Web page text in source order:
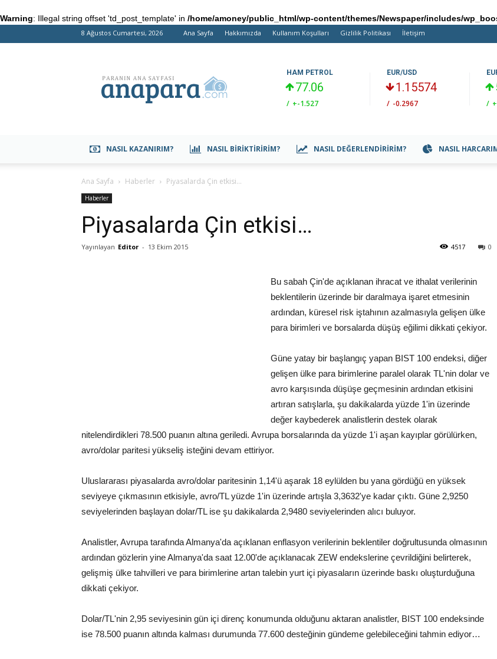
Warning: Illegal string offset 'td_post_template' in /home/amoney/public_html/wp-content/themes/Newspaper/includes/
8 Ağustos Cumartesi, 2026 Ana Sayfa Hakkımızda Kullanım Koşulları Gizlilik Politikası İletişim
HAM PETROL
77.06
/ +-1.527
EUR/USD
1.15574
/ -0.2967 /
NASIL KAZANIRIM? NASIL BIRIKTIRIRIM? NASIL DEĞERLENDIRIRIM? NASIL
Ana Sayfa Haberler Piyasalarda Çin etkisi…
Haberler
Piyasalarda Çin etkisi…
Yayınlayan Editor - 13 Ekim 2015 0
4517
Bu sabah Çin'de açıklanan ihracat ve ithalat verilerinin
beklentilerin üzerinde bir daralmaya işaret etmesinin
ardından, küresel risk iştahının azalmasıyla gelişen ülke
para birimleri ve borsalarda düşüş eğilimi dikkati çekiyor.
Güne yatay bir başlangıç yapan BIST 100 endeksi, diğer
gelişen ülke para birimlerine paralel olarak TL'nin dolar ve
avro karşısında düşüşe geçmesinin ardından etkisini
artıran satışlarla, şu dakikalarda yüzde 1'in üzerinde
değer kaybederek analistlerin destek olarak
nitelendirdikleri 78.500 puanın altına geriledi. Avrupa borsalarında da yüzde 1'i aşan kayıplar görülürken,
avro/dolar paritesi yükseliş isteğini devam ettiriyor.
Uluslararası piyasalarda avro/dolar paritesinin 1,14'ü aşarak 18 eylülden bu yana gördüğü en yüksek
seviyeye çıkmasının etkisiyle, avro/TL yüzde 1'in üzerinde artışla 3,3632'ye kadar çıktı. Güne 2,9250
seviyelerinden başlayan dolar/TL ise şu dakikalarda 2,9480 seviyelerinden alıcı buluyor.
Analistler, Avrupa tarafında Almanya'da açıklanan enflasyon verilerinin beklentiler doğrultusunda olmasının
ardından gözlerin yine Almanya'da saat 12.00'de açıklanacak ZEW endekslerine çevrildiğini belirterek,
gelişmiş ülke tahvilleri ve para birimlerine artan talebin yurt içi piyasaların üzerinde baskı oluşturduğuna
dikkati çekiyor.
Dolar/TL'nin 2,95 seviyesinin gün içi direnç konumunda olduğunu aktaran analistler, BIST 100 endeksinde
ise 78.500 puanın altında kalması durumunda 77.600 desteğinin gündeme gelebileceğini tahmin ediyor…